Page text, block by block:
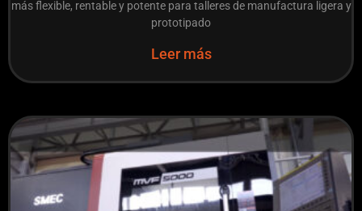
más flexible, rentable y potente para talleres de manufactura ligera y
prototipado
Leer más